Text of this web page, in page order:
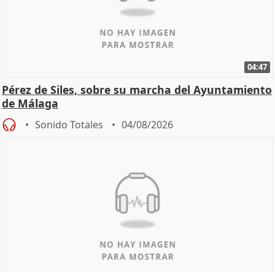
04:47
Pérez de Siles, sobre su marcha del Ayuntamiento
de Málaga
Sonido Totales 04/08/2026